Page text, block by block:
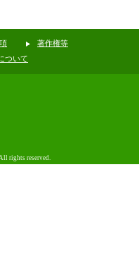
著作権等
ついて
rights reserved.